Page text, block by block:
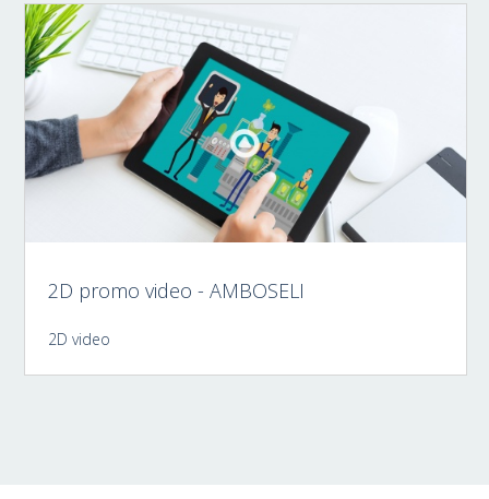
2D promo video - AMBOSELI
2D video